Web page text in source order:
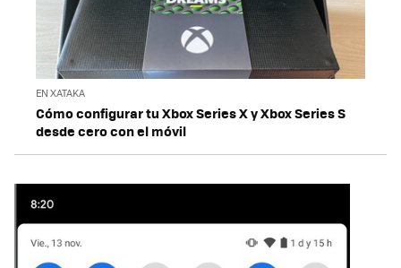
EN XATAKA
Cómo configurar tu Xbox Series X y Xbox Series S
desde cero con el móvil